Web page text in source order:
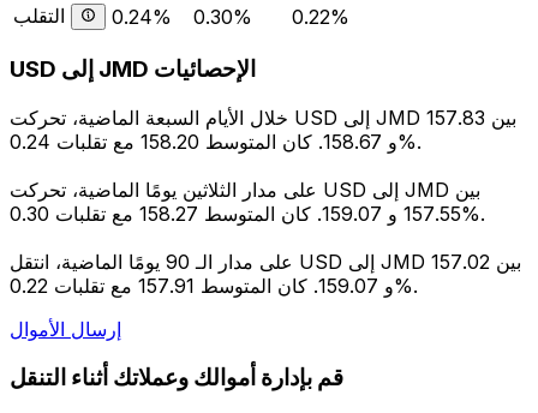
التقلب
0.24% 0.30% 0.22%
USD إلى JMD الإحصائيات
خلال الأيام السبعة الماضية، تحركت USD إلى JMD بين 157.83
و 158.67. كان المتوسط 158.20 مع تقلبات 0.24%.
على مدار الثلاثين يومًا الماضية، تحركت USD إلى JMD بين
157.55 و 159.07. كان المتوسط 158.27 مع تقلبات 0.30%.
على مدار الـ 90 يومًا الماضية، انتقل USD إلى JMD بين 157.02
و 159.07. كان المتوسط 157.91 مع تقلبات 0.22%.
إرسال الأموال
قم بإدارة أموالك وعملاتك أثناء التنقل